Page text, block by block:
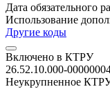
Дата обязательного
Использование
Другие коды
Включено в КТРУ
26.52.10.000-
Неукрупненное